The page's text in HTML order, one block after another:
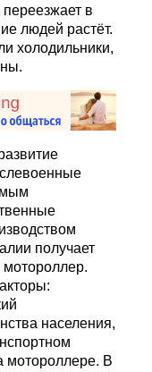
в
людей растёт.
холодильники,
получает
мотороллер.
населения,
мотороллере. В